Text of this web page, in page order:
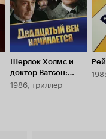
Шерлок Холмс и
доктор Ватсон:
Двадцатый век
1986, триллер